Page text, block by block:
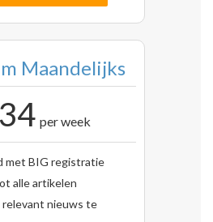
Maandelijks
per week
met BIG registratie
alle artikelen
relevant nieuws te